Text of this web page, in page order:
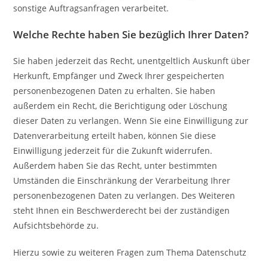
sonstige Auftragsanfragen verarbeitet.
Welche Rechte haben Sie bezüglich Ihrer Daten?
Sie haben jederzeit das Recht, unentgeltlich Auskunft über
Herkunft, Empfänger und Zweck Ihrer gespeicherten
personenbezogenen Daten zu erhalten. Sie haben
außerdem ein Recht, die Berichtigung oder Löschung
dieser Daten zu verlangen. Wenn Sie eine Einwilligung zur
Datenverarbeitung erteilt haben, können Sie diese
Einwilligung jederzeit für die Zukunft widerrufen.
Außerdem haben Sie das Recht, unter bestimmten
Umständen die Einschränkung der Verarbeitung Ihrer
personenbezogenen Daten zu verlangen. Des Weiteren
steht Ihnen ein Beschwerderecht bei der zuständigen
Aufsichtsbehörde zu.
Hierzu sowie zu weiteren Fragen zum Thema Datenschutz